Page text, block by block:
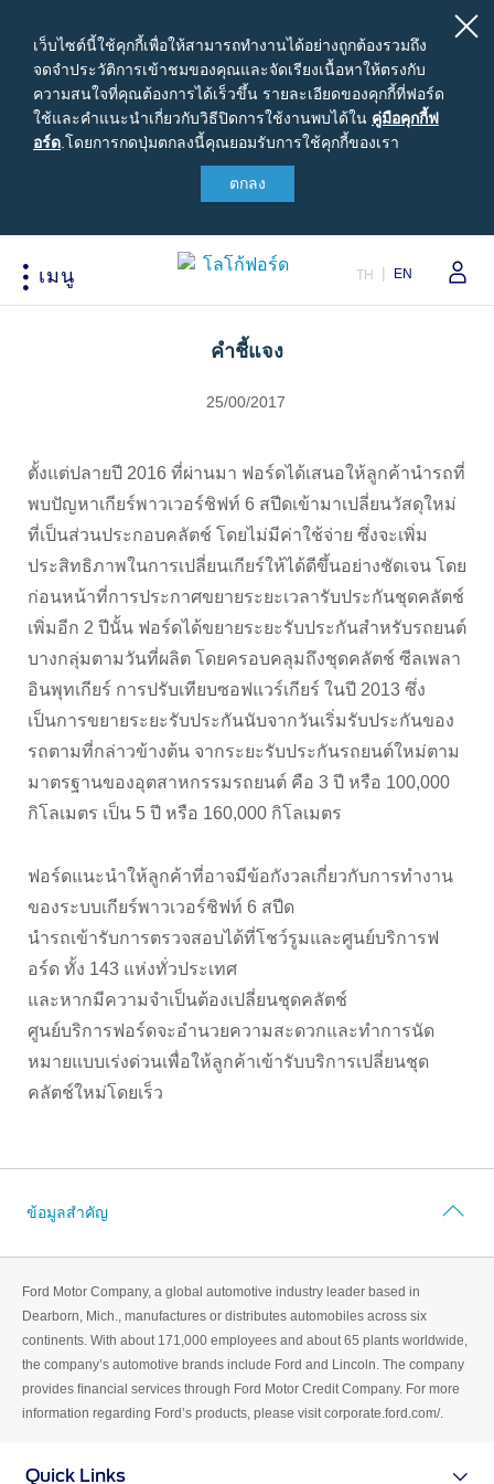
เว็บไซต์นี้ใช้คุกกี้เพื่อให้สามารถทำงานได้อย่างถูกต้องรวมถึง
จดจำประวัติการเข้าชมของคุณและจัดเรียงเนื้อหาให้ตรงกับ
ความสนใจที่คุณต้องการได้เร็วขึ้น รายละเอียดของคุกกี้ที่ฟอร์ด
ใช้และคำแนะนำเกี่ยวกับวิธีปิดการใช้งานพบได้ใน คู่มือ
คุ
คู่มือคุกกี้ฟ
อร์ด โดยการกดปุ่มตกลงนี้คุณยอมรับการใช้คุกกี้ของเรา
ตกลง
เมนู TH EN
ปรับแต่งและเสนอราคา
เปรียบเทียบรุ่นรถ เรนเจอร์
เปรียบเทียบรุ่นรถ เอเวอเรสต์
อุปกรณ์ตกแต่งแท้ฟอร์ด
ทดลองขับ
Fleet
ติดต่อเรา
เจ้าของรถยนต์ฟอร์ด
นัดหมายออนไลน์เพื่อเข้ารับบริการ
เข้าสู่ระบบ
Ford Family Guarantee
อุปกรณ์ตกแต่งฟอร์ดแท้
Loyalty Program
The Ford App
Ford Rewards Club
คุ้มครอง
Ford Protect
โปรแกรมบำรุงรักษารถยนต์
โปรแกรมช่วยเหลือฉุกเฉินบนท้องถนน
โปรแกรมประกันภัย Ford Ensure
โปรแกรม Ford Care Gold package
ตรวจสอบสิทธิ์ Ford Protect (ขยาย
ระยะการรับประกัน,
แพ็กเกจเช็กระยะ)
โปรแกรมดูแลยางจากฟอร์ด
SYNC & OTA Support
SYNC & Navigation Updates
ข้อมูล SYNC
ข้อมูล SYNC 3
บริการหลังการขาย
โปรโมชั่นประจำเดือน
Customer Journey บริการเพื่อลูกค้าฟ
อร์ด
หรือ 50,000
ข้อมูลองค์กร
สนใจเป็นผู้จำหน่ายฟอร์ด
คำชี้แจง
25/00/2017
ตั้งแต่ปลายปี 2016 ที่ผ่านมา ฟอร์ดได้เสนอให้ลูกค้านำรถที่
พบปัญหาเกียร์พาวเวอร์ชิฟท์ 6 สปีดเข้ามาเปลี่ยนวัสดุใหม่
ที่เป็นส่วนประกอบคลัตช์ โดยไม่มีค่าใช้จ่าย ซึ่งจะเพิ่ม
ประสิทธิภาพในการเปลี่ยนเกียร์ให้ได้ดีขึ้นอย่างชัดเจน โดย
ก่อนหน้าที่การประกาศขยายระยะเวลารับประกันชุดคลัตช์
เพิ่มอีก 2 ปีนั้น ฟอร์ดได้ขยายระยะรับประกันสำหรับรถยนต์
บางกลุ่มตามวันที่ผลิต โดยครอบคลุมถึงชุดคลัตช์ ซีลเพลา
อินพุทเกียร์ การปรับเทียบซอฟแวร์เกียร์ ในปี 2013 ซึ่ง
เป็นการขยายระยะรับประกันนับจากวันเริ่มรับประกันของ
รถตามที่กล่าวข้างต้น จากระยะรับประกันรถยนต์ใหม่ตาม
มาตรฐานของอุตสาหกรรมรถยนต์ คือ 3 ปี หรือ 100,000
กิโลเมตร เป็น 5 ปี หรือ 160,000 กิโลเมตร
ฟอร์ดแนะนำให้ลูกค้าที่อาจมีข้อกังวลเกี่ยวกับการทำงาน
ของระบบเกียร์พาวเวอร์ชิฟท์ 6 สปีด
นำรถเข้ารับการตรวจสอบได้ที่โชว์รูมและศูนย์บริการฟ
อร์ด ทั้ง 143 แห่งทั่วประเทศ
และหากมีความจำเป็นต้องเปลี่ยนชุดคลัตช์
ศูนย์บริการฟอร์ดจะอำนวยความสะดวกและทำการนัด
หมายแบบเร่งด่วนเพื่อให้ลูกค้าเข้ารับบริการเปลี่ยนชุด
คลัตช์ใหม่โดยเร็ว
ข้อมูลสำคัญ
Ford Motor Company, a global automotive industry leader based in
Dearborn, Mich., manufactures or distributes automobiles across six
continents. With about 171,000 employees and about 65 plants worldwide,
the company’s automotive brands include Ford and Lincoln. The company
provides ﬁnancial services through Ford Motor Credit Company. For more
information regarding Ford’s products, please visit corporate.ford.com/.
Quick Links